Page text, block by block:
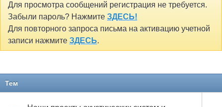
Для просмотра сообщений регистрация не требуется.
Забыли пароль? Нажмите ЗДЕСЬ!
Для повторного запроса письма на активацию учетной
записи нажмите ЗДЕСЬ.
Тем